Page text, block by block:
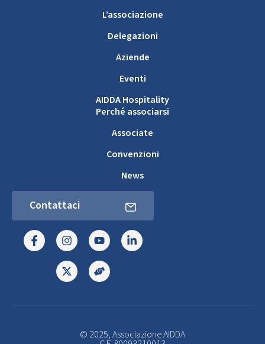
L’associazione
Delegazioni
Aziende
Eventi
AIDDA Hospitality
Perché associarsi
Associate
Convenzioni
News
Contattaci
© 2025, Associazione AIDDA